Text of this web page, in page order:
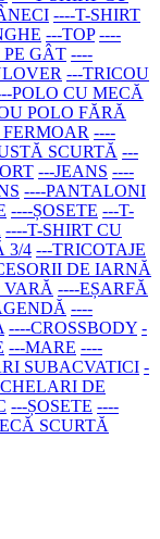
----T-SHIRT
---TOP ----
GÂT ----
---TRICOU
POLO CU MECĂ
POLO FĂRĂ
----
SCURTĂ ---
---JEANS ----
----PANTALONI
----ȘOSETE ---T-
----T-SHIRT CU
3/4 ---TRICOTAJE
DE IARNĂ
VARĂ ----EȘARFĂ
----
----CROSSBODY -
---MARE ----
SUBACVATICI -
DE
---ȘOSETE ----
SCURTĂ